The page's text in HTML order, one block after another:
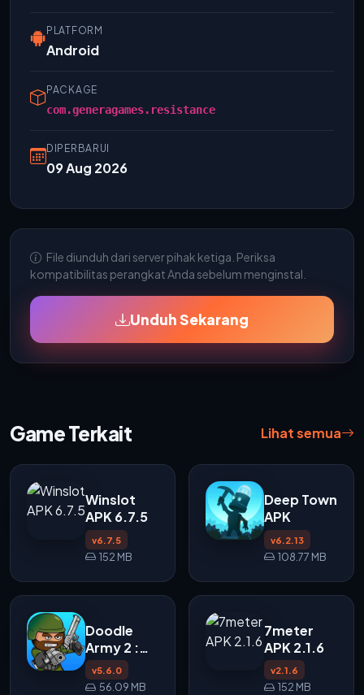
PLATFORM
Android
PACKAGE
com.generagames.resistance
DIPERBARUI
09 Aug 2026
File diunduh dari server pihak ketiga. Periksa
kompatibilitas perangkat Anda sebelum menginstal.
Unduh Sekarang
Game Terkait Lihat semua
Winslot
APK 6.7.5
v6.7.5
152 MB
Deep Town
APK
v6.2.13
108.77 MB
Doodle
Army 2 :
Mini Militia
APK
v5.6.0
56.09 MB
7meter
APK 2.1.6
v2.1.6
152 MB